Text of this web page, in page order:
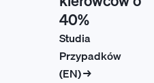
40%
Studia
Przypadków
(EN) →